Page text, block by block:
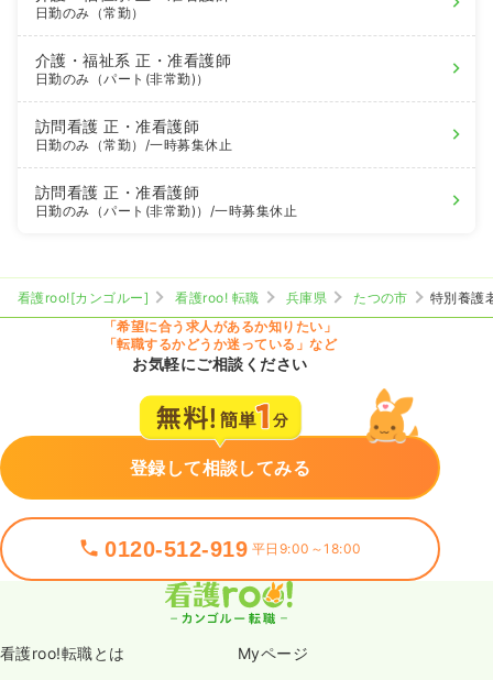
日勤のみ（常勤）
介護・福祉系正・准看護師
日勤のみ（パート(非常勤)）
訪問看護正・准看護師
日勤のみ（常勤） /一時募集休止
訪問看護正・准看護師
日勤のみ（パート(非常勤)） /一時募集休止
看護roo![カンゴルー] 看護roo! 転職 兵庫県 たつの市
特別養護
「希望に合う求人があるか知りたい」
「転職するかどうか迷っている」など
お気軽にご相談ください
登録して相談してみる
0120-512-919 平日9:00～18:00
看護roo!転職とは Myページ